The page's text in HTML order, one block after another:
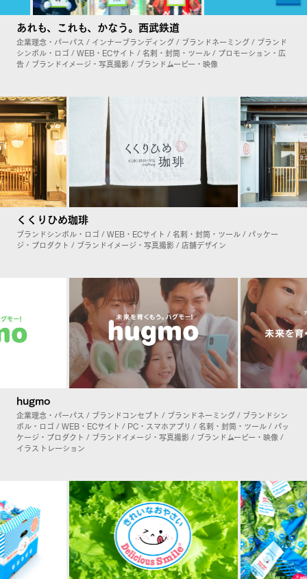
あれも、これも、かなう。西武鉄道
企業理念・パーパス / インナーブランディング / ブランドネーミング / ブランド
シンボル・ロゴ / WEB・ECサイト / 名刺・封筒・ツール / プロモーション・広
告 / ブランドイメージ・写真撮影 / ブランドムービー・映像
くくりひめ珈琲
ブランドシンボル・ロゴ / WEB・ECサイト / 名刺・封筒・ツール / パッケー
ジ・プロダクト / ブランドイメージ・写真撮影 / 店舗デザイン
hugmo
企業理念・パーパス / ブランドコンセプト / ブランドネーミング / ブランドシン
ボル・ロゴ / WEB・ECサイト / PC・スマホアプリ / 名刺・封筒・ツール / パッ
ケージ・プロダクト / ブランドイメージ・写真撮影 / ブランドムービー・映像 /
イラストレーション